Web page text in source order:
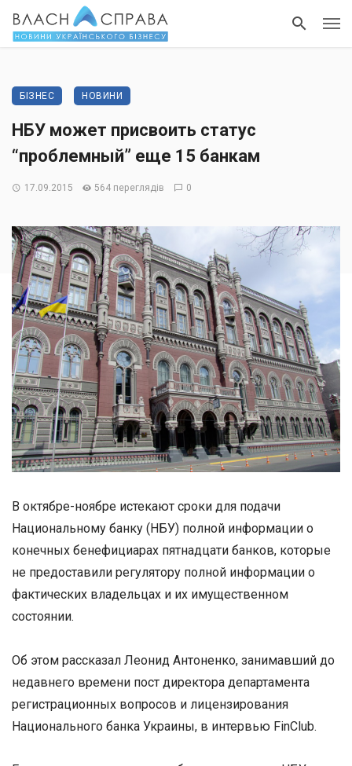
БІЗНЕС НОВИНИ
НБУ может присвоить статус
“проблемный” еще 15 банкам
17.09.2015 564 переглядів 0
В октябре-ноябре истекают сроки для подачи
Национальному банку (НБУ) полной информации о
конечных бенефициарах пятнадцати банков, которые
не предоставили регулятору полной информации о
фактических владельцах и их имущественном
состоянии.
Об этом рассказал Леонид Антоненко, занимавший до
недавнего времени пост директора департамента
регистрационных вопросов и лицензирования
Национального банка Украины, в интервью FinClub.